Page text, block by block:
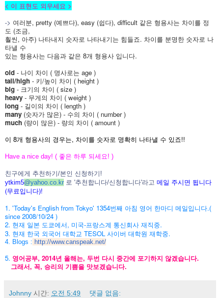
< 이 표현도 외우세요 >
-> 여러분, pretty (예쁘다), easy (쉽다), difficult 같은 형용사는 차이를 정
도 (조금,
훨씬, 아주) 나타내지 숫자로 나타내기는 힘들죠. 차이를 분명한 숫자로 나
타낼 수
있는 형용사는 다음과 같은 8개 형용사 입니다.
old - 나이 차이 ( 명사로는 age )
tall/high - 키/높이 차이 ( height )
big - 크기의 차이 ( size )
heavy - 무게의 차이 ( weight )
long - 길이의 차이 ( length )
many (숫자가 많은) - 수의 차이 ( number )
much (량이 많은) - 량의 차이 ( amount )
이 8개 형용사의 경우는, 차이를 숫자로 명확히 나타낼 수 있죠!!
Have a nice day! ( 좋은 하루 되세요! )
친구에게 추천하기/본인 신청하기!
ytkim5@yahoo.co.kr 로 '추천합니다/신청합니다'라고 메일 주시면 됩니다
(무료입니다)!
1. 'Today's English from Tokyo' 1354번째 아침 영어 한마디 메일입니다.(
since 2008/10/24 )
2. 현재 일본 도쿄에서, 미국-프랑스계 통신회사 재직중.
3. 현재 한국 외국어 대학교 TESOL 사이버 대학원 재학중.
4. Blogs : http://www.canspeak.net/
5. 영어공부, 2014년 올해는, 두번 다시 중간에 포기하지 않겠습니다.
그래서, 꼭, 승리의 기쁨을 맛보겠습니다.
Johnny 시간: 오전 5:49 댓글 없음: